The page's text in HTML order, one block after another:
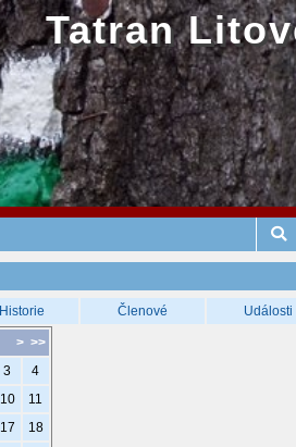
Tatran
Historie Členové Události
> >>
3
4
10
11
17
18